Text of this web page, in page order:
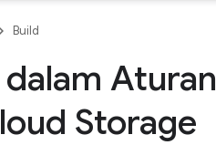
Build
Aturan
Storage